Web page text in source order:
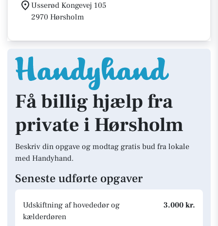
Usserød Kongevej 105
2970 Hørsholm
Få billig hjælp fra
private i Hørsholm
Beskriv din opgave og modtag gratis bud fra lokale
med Handyhand.
Seneste udførte opgaver
Udskiftning af hovededør og
kælderdøren
3.000 kr.